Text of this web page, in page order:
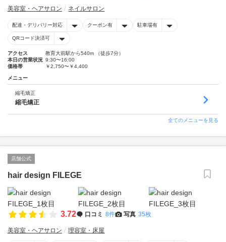
美容室・ヘアサロン ネイルサロン
配達・デリバリー対応 クーポン有 駐車場有
QRコード決済可
アクセス
教育大前駅から540m （徒歩7分）
本日の営業状況 9:30〜16:00
価格帯
￥2,750〜￥4,400
メニュー
縮毛矯正
縮毛矯正
全てのメニューを見る
店舗公式
hair design FILEGE
3.72 口コミ 8件 写真 35枚
美容室・ヘアサロン 理容室・床屋